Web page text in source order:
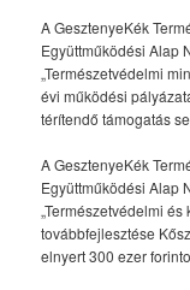
A GesztenyeKék
Együttműködési Alap
„Természetvédelmi
évi működési
térítendő támogatás
A GesztenyeKék
Együttműködési Alap
„Természetvédelmi
továbbfejlesztése
elnyert 300 ezer